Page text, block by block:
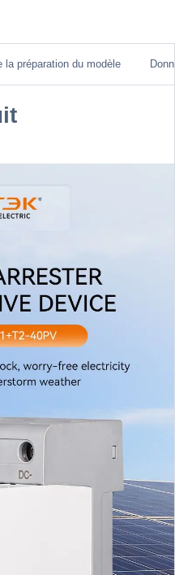
la préparation du modèle